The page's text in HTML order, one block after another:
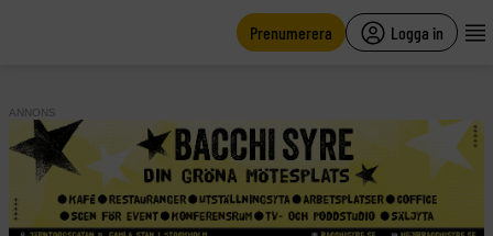
Prenumerera Logga in
ANNONS